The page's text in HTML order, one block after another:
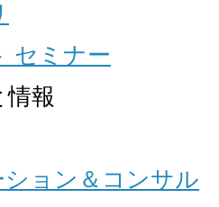
セミナー
報
ョン＆コンサル